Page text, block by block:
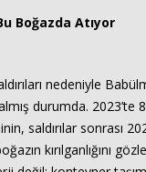
Boğazda Atıyor
nedeniyle
durumda. 2023’te
saldırılar sonrası
kırılganlığını